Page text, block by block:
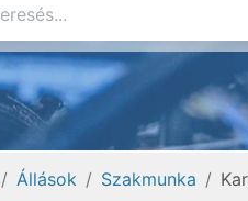
Állások Szakmunka